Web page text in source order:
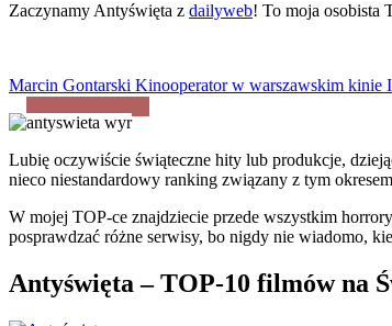
Zaczynamy Antyświęta z dailyweb! To moja osobista
Marcin Gontarski Kinooperator w warszawskim kinie
Lubię oczywiście świąteczne hity lub produkcje,
nieco niestandardowy ranking związany z tym
W mojej TOP-ce znajdziecie przede wszystkim
posprawdzać różne serwisy, bo nigdy nie wiadomo,
Antyświęta – TOP-10 filmów na